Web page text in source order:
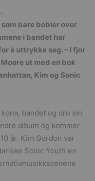
bare bobler over
i bandet har
å uttrykke seg. – I fjor
ut med en bok
Kim og Sonic
bandet og dro sin
album og kommer
år. Kim Gordon var
Sonic Youth en